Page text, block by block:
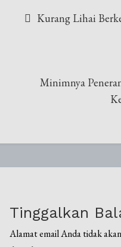
Kurang Lihai
Minimnya
Tinggalkan
Alamat email Anda tidak